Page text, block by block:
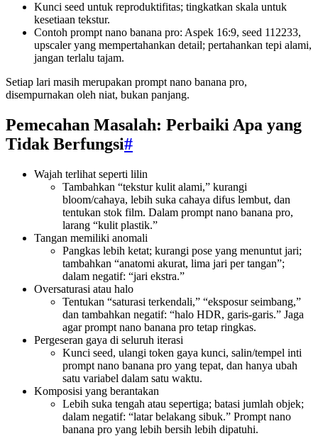
Kunci seed untuk reproduktifitas; tingkatkan skala untuk
kesetiaan tekstur.
Contoh prompt nano banana pro: Aspek 16:9, seed 112233,
upscaler yang mempertahankan detail; pertahankan tepi alami,
jangan terlalu tajam.
Setiap lari masih merupakan prompt nano banana pro,
disempurnakan oleh niat, bukan panjang.
Pemecahan Masalah: Perbaiki Apa yang
Tidak Berfungsi#
Wajah terlihat seperti lilin
Tambahkan “tekstur kulit alami,” kurangi
bloom/cahaya, lebih suka cahaya difus lembut, dan
tentukan stok film. Dalam prompt nano banana pro,
larang “kulit plastik.”
Tangan memiliki anomali
Pangkas lebih ketat; kurangi pose yang menuntut jari;
tambahkan “anatomi akurat, lima jari per tangan”;
dalam negatif: “jari ekstra.”
Oversaturasi atau halo
Tentukan “saturasi terkendali,” “eksposur seimbang,”
dan tambahkan negatif: “halo HDR, garis-garis.” Jaga
agar prompt nano banana pro tetap ringkas.
Pergeseran gaya di seluruh iterasi
Kunci seed, ulangi token gaya kunci, salin/tempel inti
prompt nano banana pro yang tepat, dan hanya ubah
satu variabel dalam satu waktu.
Komposisi yang berantakan
Lebih suka tengah atau sepertiga; batasi jumlah objek;
dalam negatif: “latar belakang sibuk.” Prompt nano
banana pro yang lebih bersih lebih dipatuhi.